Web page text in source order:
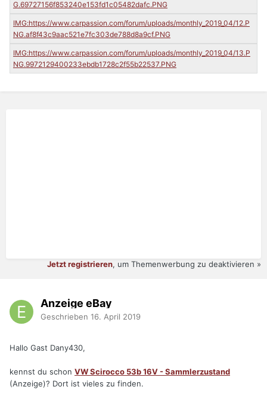
Jetzt registrieren, um Themenwerbung zu deaktivieren »
Anzeige eBay
Geschrieben 16. April 2019
Hallo Gast Dany430,
kennst du schon VW Scirocco 53b 16V - Sammlerzustand
(Anzeige)? Dort ist vieles zu finden.